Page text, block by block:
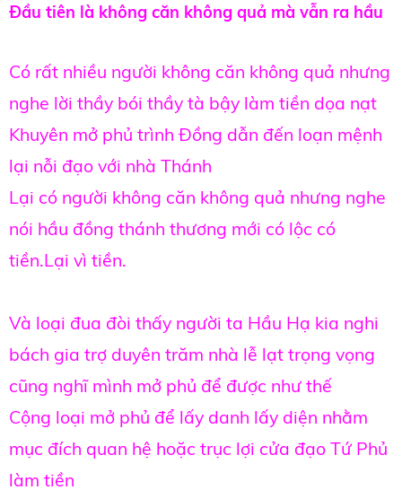
Đầu tiên là không căn không quả mà vẫn ra hầu
Có rất nhiều người không căn không quả nhưng
nghe lời thầy bói thầy tà bậy làm tiền dọa nạt
Khuyên mở phủ trình Đồng dẫn đến loạn mệnh
lại nỗi đạo với nhà Thánh
Lại có người không căn không quả nhưng nghe
nói hầu đồng thánh thương mới có lộc có
tiền.Lại vì tiền.
Và loại đua đòi thấy người ta Hầu Hạ kia nghi
bách gia trợ duyên trăm nhà lễ lạt trọng vọng
cũng nghĩ mình mở phủ để được như thế
Cộng loại mở phủ để lấy danh lấy diện nhằm
mục đích quan hệ hoặc trục lợi cửa đạo Tứ Phủ
làm tiền